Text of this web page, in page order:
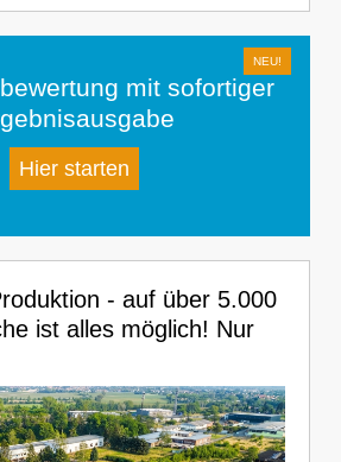
mit sofortiger
Hier starten
- auf über 5.000
ist alles möglich! Nur